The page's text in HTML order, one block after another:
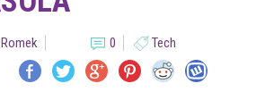
0 Tech